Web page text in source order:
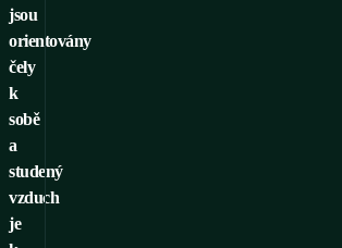
jsou
orientovány
čely
k
sobě
a
studený
vzduch
je